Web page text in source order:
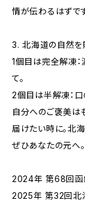
情が伝わるはずです
3. 北海道の自然を
1個目は完全解凍
て。
2個目は半解凍：口
自分へのご褒美は
届けたい時に。北
ぜひあなたの元へ。
2024年 第68回函
2025年 第32回北